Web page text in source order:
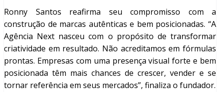
Ronny Santos reafirma seu compromisso com a
construção de marcas autênticas e bem posicionadas. “A
Agência Next nasceu com o propósito de transformar
criatividade em resultado. Não acreditamos em fórmulas
prontas. Empresas com uma presença visual forte e bem
posicionada têm mais chances de crescer, vender e se
tornar referência em seus mercados”, finaliza o fundador.